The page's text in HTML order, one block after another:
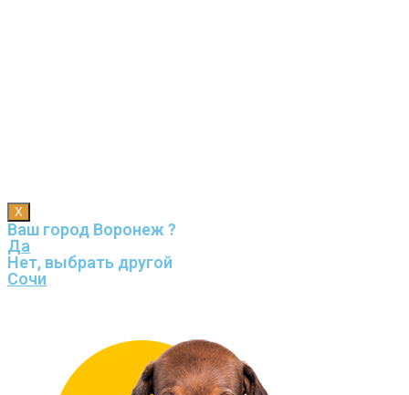
X
Ваш город Воронеж ?
Да
Нет, выбрать другой
Сочи